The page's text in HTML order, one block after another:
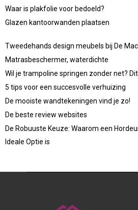
Waar is plakfolie voor bedoeld?
Glazen kantoorwanden plaatsen
Tweedehands design meubels bij De
Matrasbeschermer, waterdichte
Wil je trampoline springen zonder net?
5 tips voor een succesvolle verhuizing
De mooiste wandtekeningen vind je zo!
De beste review websites
De Robuuste Keuze: Waarom een
Ideale Optie is